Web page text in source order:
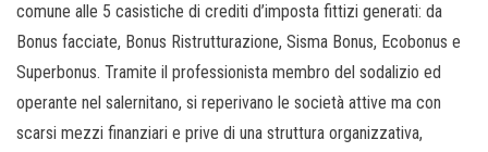
comune alle 5 casistiche di crediti d’imposta fittizi generati: da
Bonus facciate, Bonus Ristrutturazione, Sisma Bonus, Ecobonus e
Superbonus. Tramite il professionista membro del sodalizio ed
operante nel salernitano, si reperivano le società attive ma con
scarsi mezzi finanziari e prive di una struttura organizzativa,